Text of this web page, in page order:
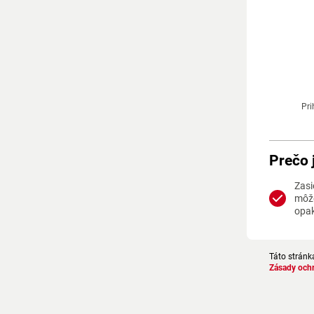
Prečo
Táto
Zásady